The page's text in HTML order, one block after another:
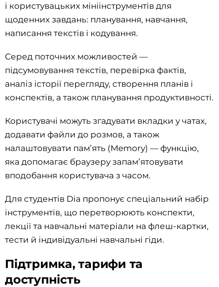
і користувацьких мініінструментів для
щоденних завдань: планування, навчання,
написання текстів і кодування.
Серед поточних можливостей —
підсумовування текстів, перевірка фактів,
аналіз історії перегляду, створення планів і
конспектів, а також планування продуктивності.
Користувачі можуть згадувати вкладки у чатах,
додавати файли до розмов, а також
налаштовувати пам’ять (Memory) — функцію,
яка допомагає браузеру запам’ятовувати
вподобання користувача з часом.
Для студентів Dia пропонує спеціальний набір
інструментів, що перетворюють конспекти,
лекції та навчальні матеріали на флеш-картки,
тести й індивідуальні навчальні гіди.
Підтримка, тарифи та
доступність